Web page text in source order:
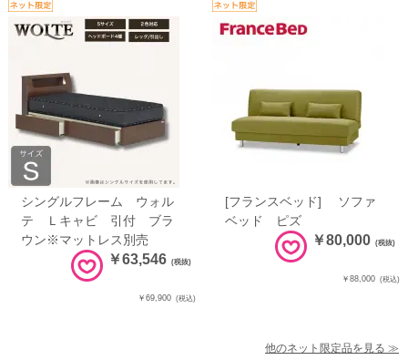
シングルフレーム ウォル
テ Ｌキャビ 引付 ブラ
ウン※マットレス別売
￥63,546 (税抜)
￥69,900 (税込)
[フランスベッド] ソファ
ベッド ピズ
￥80,000 (税抜)
￥88,000 (税込)
他のネット限定品を見る ≫